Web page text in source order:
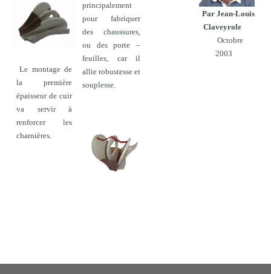
Le montage de
la première
épaisseur de cuir
va servir à
renforcer les
charnières.
principalement
pour fabriquer
des chaussures,
ou des porte –
feuilles, car il
allie robustesse et
souplesse.
Par Jean-Louis
Claveyrole
Octobre
2003